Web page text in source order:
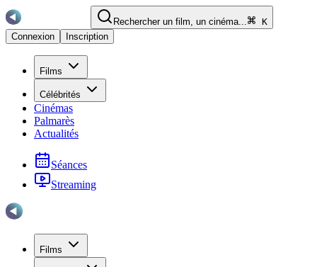
Rechercher un film, un cinéma...
K
Connexion
Inscription
Films
Célébrités
Cinémas
Palmarès
Actualités
Séances
Streaming
Films